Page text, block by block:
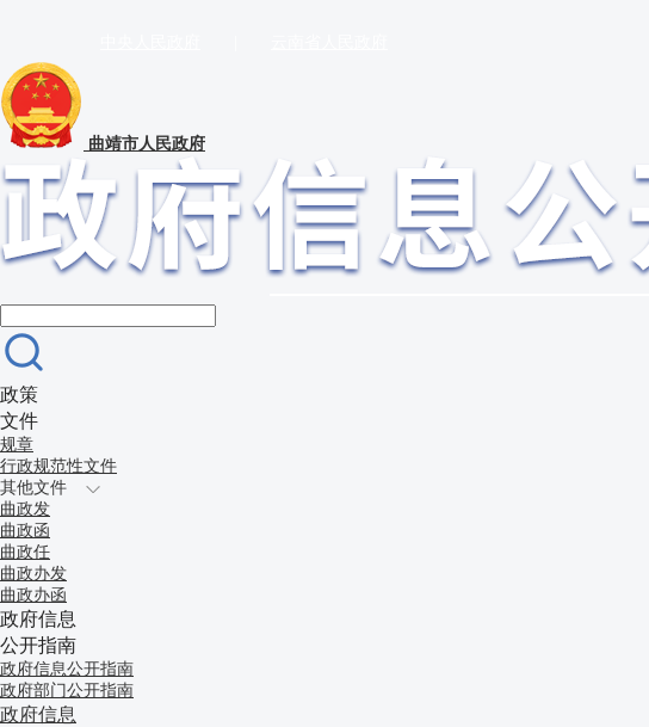
曲靖市人民政府
政策
文件
规章
行政规范性文件
其他文件
曲政发
曲政函
曲政任
曲政办发
曲政办函
政府信息
公开指南
政府信息公开指南
政府部门公开指南
政府信息